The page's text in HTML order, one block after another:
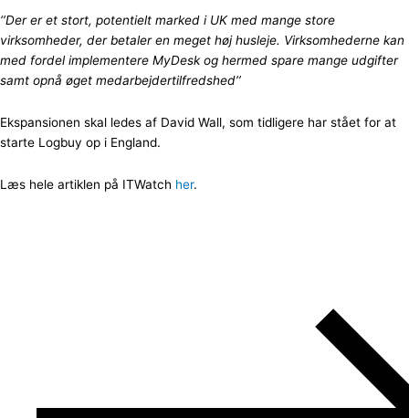
‘’Der er et stort, potentielt marked i UK med mange store
virksomheder, der betaler en meget høj husleje. Virksomhederne kan
med fordel implementere MyDesk og hermed spare mange udgifter
samt opnå øget medarbejdertilfredshed’’
Ekspansionen skal ledes af David Wall, som tidligere har stået for at
starte Logbuy op i England.
Læs hele artiklen på ITWatch her.